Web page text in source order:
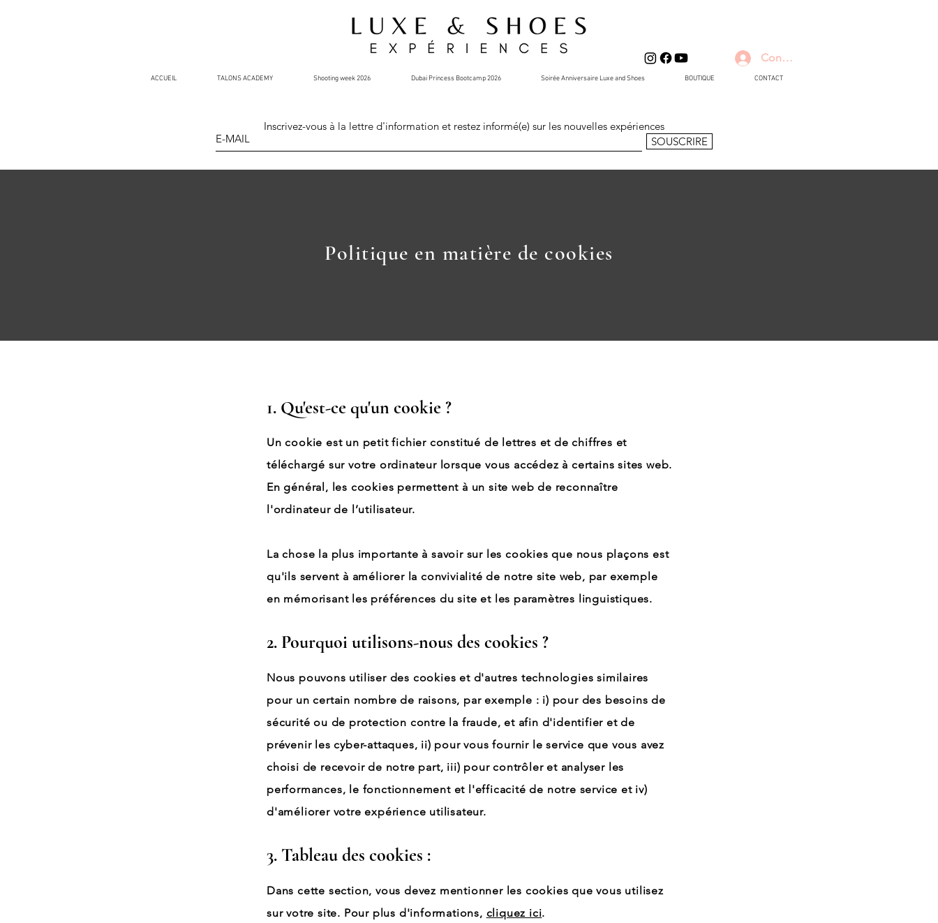
Connexion
ACCUEIL TALONS ACADEMY Shooting week 2026 Dubai Princess Bootcamp 2026 Soirée Anniversaire Luxe and Shoes BOUTIQUE CONTACT
Inscrivez-vous à la lettre d'information et restez informé(e) sur les nouvelles expériences
SOUSCRIRE
Politique en matière de cookies
1. Qu'est-ce qu'un cookie ?
Un cookie est un petit fichier constitué de lettres et de chiffres et
téléchargé sur votre ordinateur lorsque vous accédez à certains sites web.
En général, les cookies permettent à un site web de reconnaître
l'ordinateur de l’utilisateur.
La chose la plus importante à savoir sur les cookies que nous plaçons est
qu'ils servent à améliorer la convivialité de notre site web, par exemple
en mémorisant les préférences du site et les paramètres linguistiques.
2. Pourquoi utilisons-nous des cookies ?
Nous pouvons utiliser des cookies et d'autres technologies similaires
pour un certain nombre de raisons, par exemple : i) pour des besoins de
sécurité ou de protection contre la fraude, et afin d'identifier et de
prévenir les cyber-attaques, ii) pour vous fournir le service que vous avez
choisi de recevoir de notre part, iii) pour contrôler et analyser les
performances, le fonctionnement et l'efficacité de notre service et iv)
d'améliorer votre expérience utilisateur.
3. Tableau des cookies :
Dans cette section, vous devez mentionner les cookies que vous utilisez
sur votre site. Pour plus d'informations, cliquez ici.